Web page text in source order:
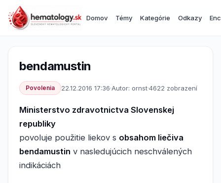
Domov Témy Kategórie Odkazy
bendamustin
Povolenia 22.12.2016 17:36·Autor: ornst·4622 zobrazení
Ministerstvo zdravotnictva Slovenskej
republiky
povoluje použitie liekov s obsahom liečiva
bendamustin v nasledujúcich neschválených
indikáciách